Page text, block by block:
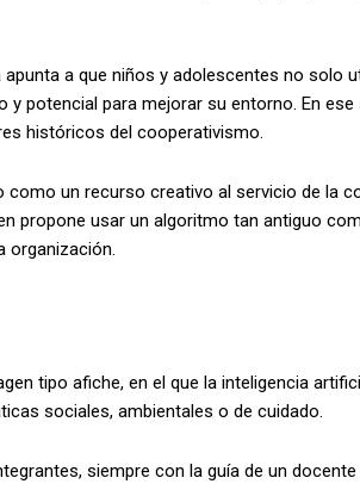
a que niños y adolescentes no solo
potencial para mejorar su entorno. En ese
históricos del cooperativismo.
un recurso creativo al servicio de la
propone usar un algoritmo tan antiguo
organización.
tipo afiche, en el que la inteligencia
sociales, ambientales o de cuidado.
siempre con la guía de un